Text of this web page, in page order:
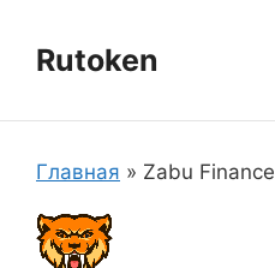
содержимому
Rutoken
Главная » Zabu Finance